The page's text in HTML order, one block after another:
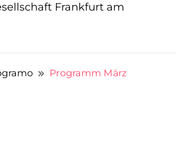
Frankfurt am
Programm März